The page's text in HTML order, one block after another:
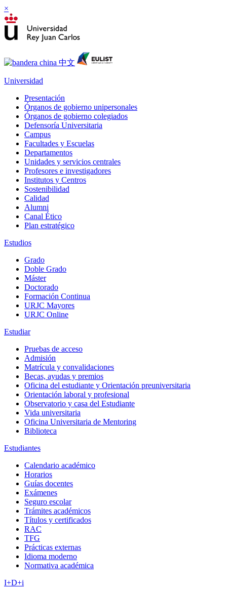
×
Universidad
Presentación
Órganos de gobierno unipersonales
Órganos de gobierno colegiados
Defensoría Universitaria
Campus
Facultades y Escuelas
Departamentos
Unidades y servicios centrales
Profesores e investigadores
Institutos y Centros
Sostenibilidad
Calidad
Alumni
Canal Ético
Plan estratégico
Estudios
Grado
Doble Grado
Máster
Doctorado
Formación Continua
URJC Mayores
URJC Online
Estudiar
Pruebas de acceso
Admisión
Matrícula y convalidaciones
Becas, ayudas y premios
Oficina del estudiante y Orientación preuniversitaria
Orientación laboral y profesional
Observatorio y casa del Estudiante
Vida universitaria
Oficina Universitaria de Mentoring
Biblioteca
Estudiantes
Calendario académico
Horarios
Guías docentes
Exámenes
Seguro escolar
Trámites académicos
Títulos y certificados
RAC
TFG
Prácticas externas
Idioma moderno
Normativa académica
I+D+i